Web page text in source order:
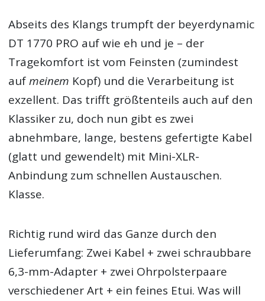
Abseits des Klangs trumpft der beyerdynamic
DT 1770 PRO auf wie eh und je – der
Tragekomfort ist vom Feinsten (zumindest
aufmeinem Kopf) und die Verarbeitung ist
exzellent. Das trifft größtenteils auch auf den
Klassiker zu, doch nun gibt es zwei
abnehmbare, lange, bestens gefertigte Kabel
(glatt und gewendelt) mit Mini-XLR-
Anbindung zum schnellen Austauschen.
Klasse.
Richtig rund wird das Ganze durch den
Lieferumfang: Zwei Kabel + zwei schraubbare
6,3-mm-Adapter + zwei Ohrpolsterpaare
verschiedener Art + ein feines Etui. Was will